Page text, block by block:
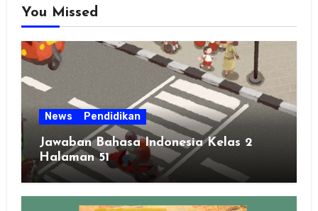
You Missed
News Pendidikan
Jawaban Bahasa Indonesia Kelas 2
Halaman 51